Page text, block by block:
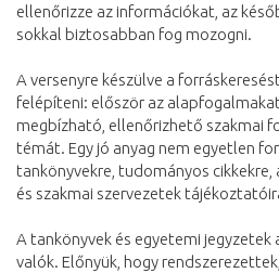
ellenőrizze az információkat, az
sokkal biztosabban fog mozogni.
A versenyre készülve a
felépíteni: először az
megbízható, ellenőrizhető szakmai
témát. Egy jó anyag nem egyetlen
tankönyvekre, tudományos
és szakmai szervezetek
A tankönyvek és egyetemi jegyzetek
valók. Előnyük, hogy